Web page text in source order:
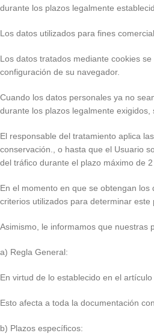
durante los plazos legalmente
Los datos utilizados para fines
Los datos tratados mediante cookies
configuración de su navegador.
Cuando los datos personales ya no
durante los plazos legalmente
El responsable del tratamiento aplica
conservación., o hasta que el Usuario
del tráfico durante el plazo máximo de
En el momento en que se obtengan
criterios utilizados para determinar este
Asimismo, le informamos que nuestras
a) Regla General:
En virtud de lo establecido en el
Esto afecta a toda la documentación
b) Plazos específicos: